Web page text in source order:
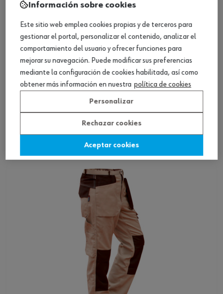
Pantalón de oficina
Ver producto
Información sobre cookies
Este sitio web emplea cookies propias y de terceros para
gestionar el portal, personalizar el contenido, analizar el
comportamiento del usuario y ofrecer funciones para
mejorar su navegación. Puede modificar sus preferencias
mediante la configuración de cookies habilitada, así como
obtener más información en nuestra política de cookies
Personalizar
Rechazar cookies
Aceptar cookies